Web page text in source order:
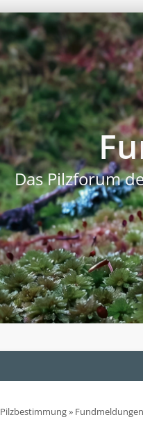
Das Pilzforum
Pilzbestimmung» Fundmeldungen